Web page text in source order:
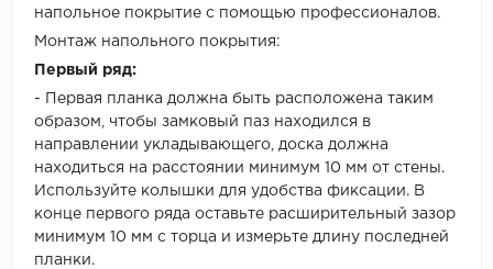
напольное покрытие с помощью профессионалов.
Монтаж напольного покрытия:
Первый ряд:
- Первая планка должна быть расположена таким
образом, чтобы замковый паз находился в
направлении укладывающего, доска должна
находиться на расстоянии минимум 10 мм от стены.
Используйте колышки для удобства фиксации. В
конце первого ряда оставьте расширительный зазор
минимум 10 мм с торца и измерьте длину последней
планки.